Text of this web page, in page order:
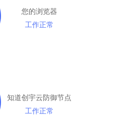
您的浏览器
工作正常
知道创宇云防御节点
工作正常